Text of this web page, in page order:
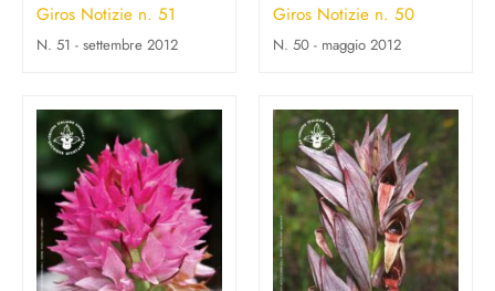
Giros Notizie n. 51
N. 51 - settembre 2012
Giros Notizie n. 50
N. 50 - maggio 2012